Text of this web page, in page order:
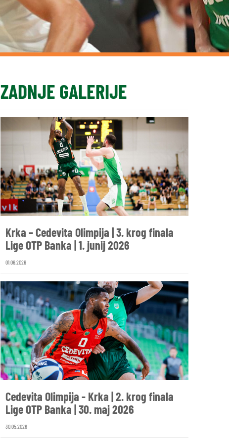
ZADNJE GALERIJE
Krka – Cedevita Olimpija | 3. krog finala
Lige OTP Banka | 1. junij 2026
01.06.2026
Cedevita Olimpija - Krka | 2. krog finala
Lige OTP Banka | 30. maj 2026
30.05.2026